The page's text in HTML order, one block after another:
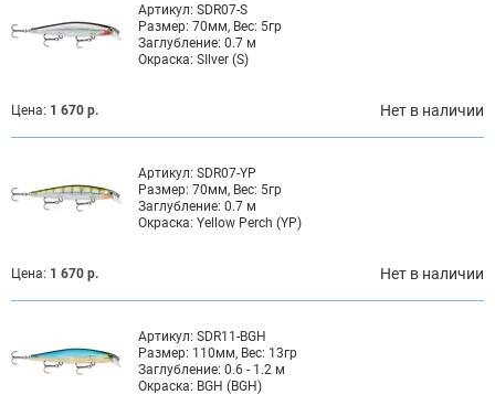
Артикул: SDR07-S
Размер: 70мм, Вес: 5гр
Заглубление: 0.7 м
Окраска: SIlver (S)
Цена: 1 670 р. Нет в наличии
Артикул: SDR07-YP
Размер: 70мм, Вес: 5гр
Заглубление: 0.7 м
Окраска: Yellow Perch (YP)
Цена: 1 670 р. Нет в наличии
Артикул: SDR11-BGH
Размер: 110мм, Вес: 13гр
Заглубление: 0.6 - 1.2 м
Окраска: BGH (BGH)